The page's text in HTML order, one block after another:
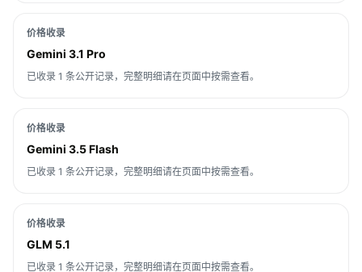
价格收录
Gemini 3.1 Pro
已收录 1 条公开记录，完整明细请在页面中按需查看。
价格收录
Gemini 3.5 Flash
已收录 1 条公开记录，完整明细请在页面中按需查看。
价格收录
GLM 5.1
已收录 1 条公开记录，完整明细请在页面中按需查看。